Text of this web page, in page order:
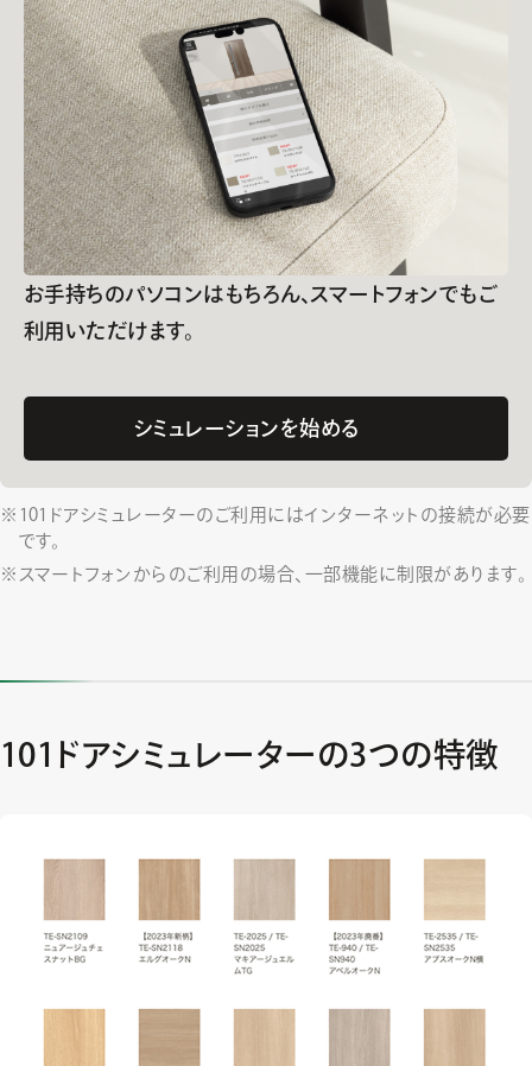
お手持ちのパソコンはもちろん、 スマートフォンでもご
利用いただけます。
シミュレーションを始める
101ドアシミュレーターのご利用にはインターネットの接続が必要
です。
スマートフォンからのご利用の場合、一部機能に制限があります。
101ドアシミュレーターの3つの特徴